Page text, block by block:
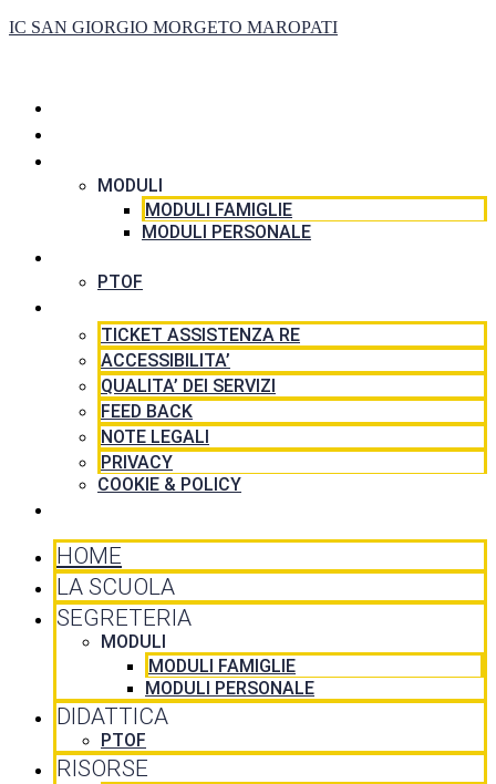
IC SAN GIORGIO MORGETO MAROPATI
MODULI
MODULI FAMIGLIE
MODULI PERSONALE
PTOF
TICKET ASSISTENZA RE
ACCESSIBILITA’
QUALITA’ DEI SERVIZI
FEED BACK
NOTE LEGALI
PRIVACY
COOKIE & POLICY
HOME
LA SCUOLA
SEGRETERIA
MODULI
MODULI FAMIGLIE
MODULI PERSONALE
DIDATTICA
PTOF
RISORSE